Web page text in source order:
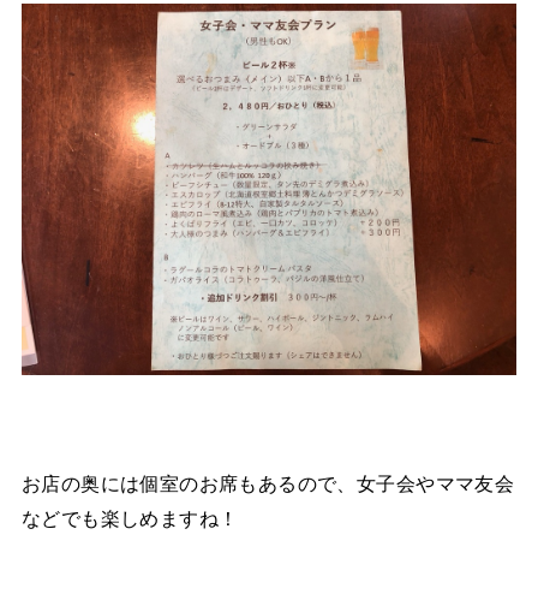
お店の奥には個室のお席もあるので、女子会やママ友会
などでも楽しめますね！